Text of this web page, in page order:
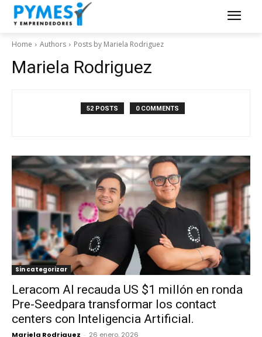
Home Authors Posts by Mariela Rodriguez
Mariela Rodriguez
52 POSTS 0 COMMENTS
Sin categorizar
Leracom AI recauda US $1 millón en ronda
Pre-Seedpara transformar los contact
centers con Inteligencia Artificial.
Mariela Rodriguez - 26 enero, 2026